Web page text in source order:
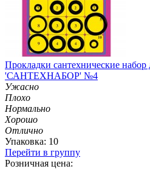
Прокладки сантехнические набор
'САНТЕХНАБОР' №4
Ужасно
Плохо
Нормально
Хорошо
Отлично
Упаковка: 10
Перейти в группу
Розничная цена: